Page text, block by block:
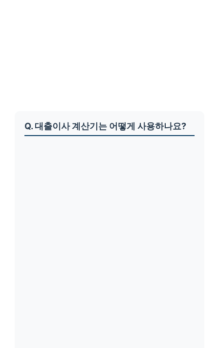
Q. 대출이사 계산기는 어떻게 사용하나요?